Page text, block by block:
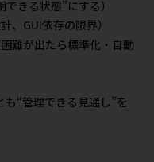
きる状態”にする）
、GUI依存の限界）
難が出たら標準化・自動
“管理できる見通し”を